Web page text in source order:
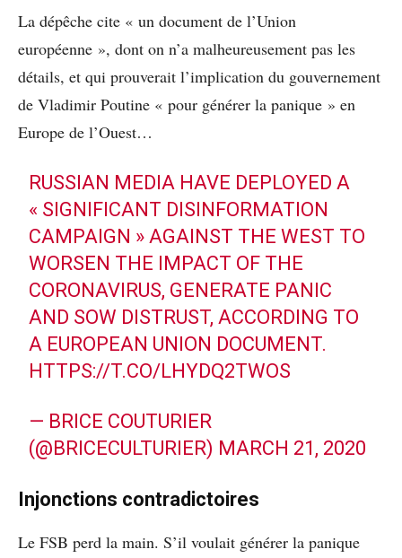
La dépêche cite « un document de l’Union
européenne », dont on n’a malheureusement pas les
détails, et qui prouverait l’implication du gouvernement
de Vladimir Poutine « pour générer la panique » en
Europe de l’Ouest…
RUSSIAN MEDIA HAVE DEPLOYED A
« SIGNIFICANT DISINFORMATION
CAMPAIGN » AGAINST THE WEST TO
WORSEN THE IMPACT OF THE
CORONAVIRUS, GENERATE PANIC
AND SOW DISTRUST, ACCORDING TO
A EUROPEAN UNION DOCUMENT.
HTTPS://T.CO/LHYDQ2TWOS
— BRICE COUTURIER
(@BRICECULTURIER) MARCH 21, 2020
Injonctions contradictoires
Le FSB perd la main. S’il voulait générer la panique